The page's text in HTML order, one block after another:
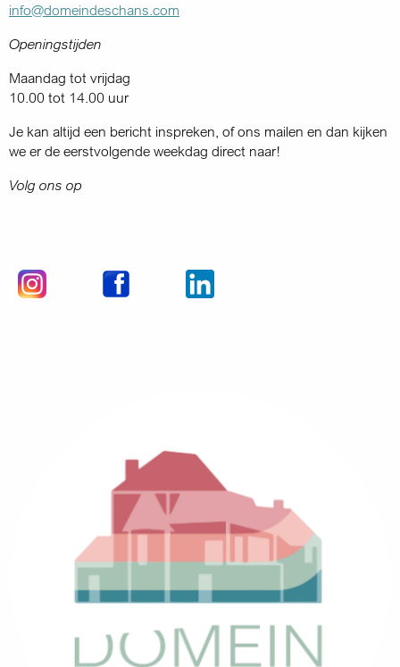
info@domeindeschans.com
Openingstijden
Maandag tot vrijdag
10.00 tot 14.00 uur
Je kan altijd een bericht inspreken, of ons mailen en dan kijken
we er de eerstvolgende weekdag direct naar!
Volg ons op